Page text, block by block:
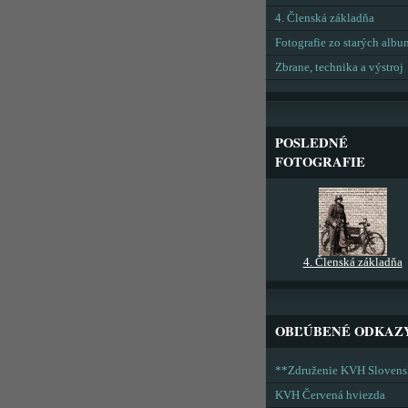
4. Členská základňa
Fotografie zo starých
Zbrane, technika a výstroj
POSLEDNÉ
FOTOGRAFIE
4. Členská základňa
OBĽÚBENÉ
**Združenie KVH
KVH Červená hviezda